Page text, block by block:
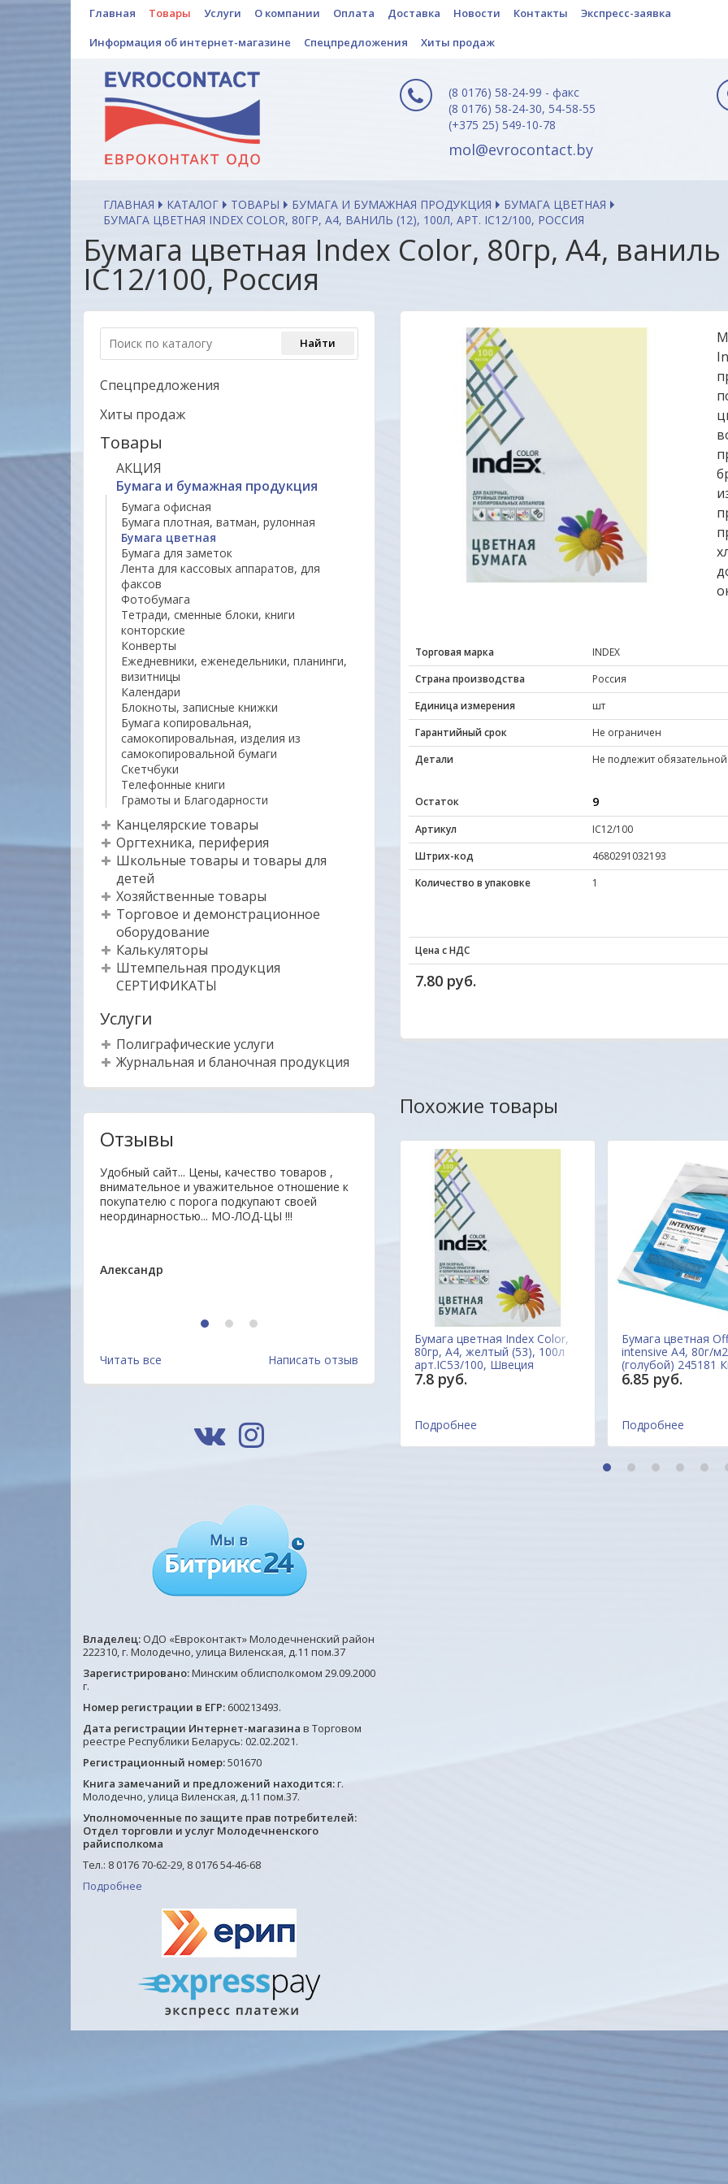
Главная Товары Услуги О компании Оплата Доставка Новости Контакты
Экспресс-заявка
Информация об интернет-магазине
Спецпредложения Хиты продаж
(8 0176) 58-24-99 - факс
(8 0176) 58-24-30, 54-58-55
(+375 25) 549-10-78
mol@evrocontact.by
ГЛАВНАЯ КАТАЛОГ ТОВАРЫ БУМАГА И БУМАЖНАЯ ПРОДУКЦИЯ
БУМАГА ЦВЕТНАЯ
БУМАГА ЦВЕТНАЯ INDEX COLOR, 80ГР, А4, ВАНИЛЬ (12), 100Л, АРТ. IC12/100, РОССИЯ
Бумага цветная Index Color, 80гр, А4, ваниль
IC12/100, Россия
Спецпредложения
Хиты продаж
Товары
АКЦИЯ
Бумага и бумажная продукция
Бумага офисная
Бумага плотная, ватман, рулонная
Бумага цветная
Бумага для заметок
Лента для кассовых аппаратов, для
факсов
Фотобумага
Тетради, сменные блоки, книги
конторские
Конверты
Ежедневники, еженедельники, планинги,
визитницы
Календари
Блокноты, записные книжки
Бумага копировальная,
самокопировальная, изделия из
самокопировальной бумаги
Скетчбуки
Телефонные книги
Грамоты и Благодарности
Канцелярские товары
Оргтехника, периферия
Школьные товары и товары для
детей
Хозяйственные товары
Торговое и демонстрационное
оборудование
Калькуляторы
Штемпельная продукция
СЕРТИФИКАТЫ
Услуги
Полиграфические услуги
Журнальная и бланочная продукция
Отзывы
Удобный сайт... Цены, качество товаров ,
внимательное и уважительное отношение к
покупателю с порога подкупают своей
неординарностью... МО-ЛОД-ЦЫ !!!
Александр
Отличный сайт.Цены на многие товары
радуют глаз. Продавец очень отзывчивый.На
все вопросы ответил.Товар доставлен
вовремя. Качеством довольна. Буду
обращаться еще .
Уважаемые
очень
наш новый сайт
Вас. Будем
пожеланиям и
ОДО
1 2 3
Читать все Написать отзыв
Владелец: ОДО «Евроконтакт» Молодечненский район
222310, г. Молодечно, улица Виленская, д.11 пом.37
Зарегистрировано:Минским облисполкомом 29.09.2000
г.
Номер регистрации в ЕГР: 600213493.
Дата регистрации Интернет-магазина в Торговом
реестре Республики Беларусь: 02.02.2021.
Регистрационный номер:501670
Книга замечаний и предложений находится:г.
Молодечно, улица Виленская, д.11 пом.37.
Уполномоченные по защите прав потребителей:
Отдел торговли и услуг Молодечненского
райисполкома
Тел.: 8 0176 70-62-29, 8 0176 54-46-68
Подробнее
Торговая марка
INDEX
Страна производства
Россия
Единица измерения
шт
Гарантийный срок
Не ограничен
Детали
Не подлежит
Остаток 9
Артикул
IC12/100
Штрих-код
4680291032193
Количество в упаковке
1
Цена с НДС
7.80 руб.
Похожие товары
желтая, для офисной
зеленая, для офисной
13.6 руб.
Подробнее
Бумага цветная Index Color,
80гр, А4, желтый (53), 100л
арт.IC53/100, Швеция
7.8 руб.
Подробнее
Бумага цветная
intensive А4, 80г/
(голубой) 245181
6.85 руб.
Подробнее
1 2 3 4 5